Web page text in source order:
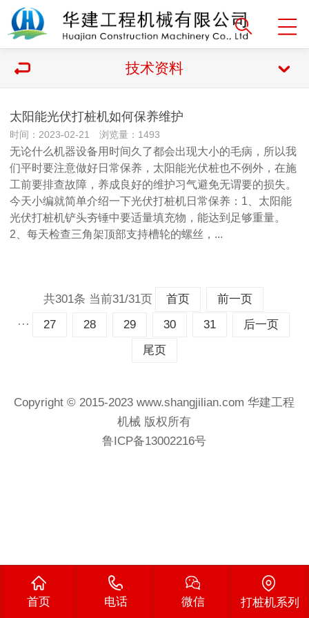
技术资料
太阳能光伏打桩机如何保养维护
时间：2023-02-21 浏览量：1493
无论什么机器设备用时间久了都会出现大小的毛病，所以我
们平时要注意做好日常保养，太阳能光伏桩也不例外，在施
工前要排查故障，养成良好的维护习气避免无谓要的损失。
今天小编就简单介绍一下光伏打桩机日常保养：1、太阳能
光伏打桩机铲头夯锤中要适量填充物，能达到足够重量。
2、每天检查三角架顶部支持槽轮的螺丝，...
共301条 当前31/31页 首页
前一页
···
27 28 29 30 31
后一页
尾页
Copyright © 2015-2023 www.shangjilian.com华建工程
机械 版权所有
鲁ICP备13002216号
首页 电话 微信 打桩机系列